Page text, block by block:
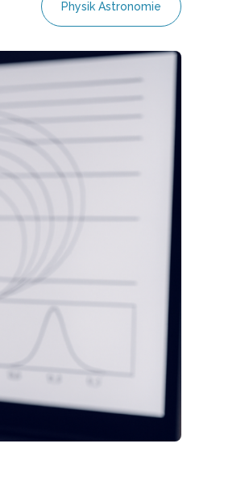
Physik Astronomie